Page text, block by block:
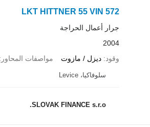
LKT HITTNER 55 VIN 572
جرار أعمال الحراجة
2004
وقود
ديزل / مازوت مواصفات المحاور
سلوفاكيا، Levice
SLOVAK FINANCE s.r.o.